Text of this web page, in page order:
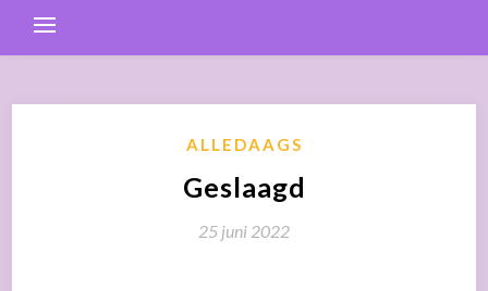
ALLEDAAGS
Geslaagd
25 juni 2022